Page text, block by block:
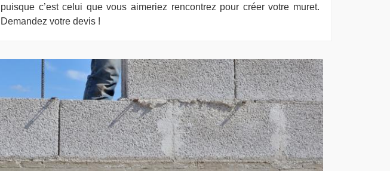
puisque c’est celui que vous aimeriez rencontrez pour créer votre muret.
Demandez votre devis !